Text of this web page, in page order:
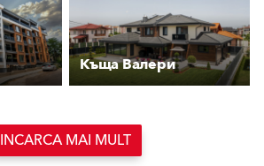
Къща Валери
INCARCA MAI MULT